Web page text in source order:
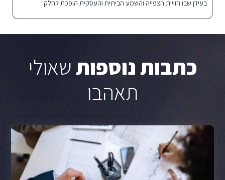
בעידן שבו חוויית הצפייה והשמע הביתית והעסקית הופכת לחלק
כתבות נוספותשאולי
תאהבו